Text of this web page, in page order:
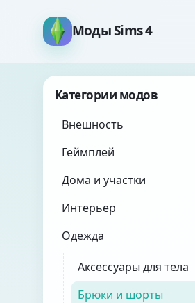
Моды Sims 4
Категории модов
Внешность
Геймплей
Дома и участки
Интерьер
Одежда
Аксессуары для тела
Брюки и шорты